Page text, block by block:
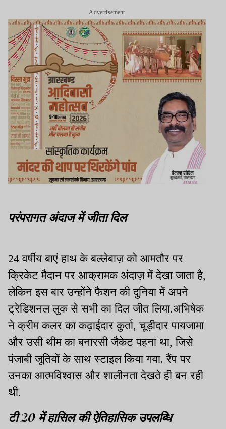
Advertisement
परंपरागत अंदाज में जीता दिल
24 वर्षीय बाएं हाथ के बल्लेबाज़ को आमतौर पर
क्रिकेट मैदान पर आक्रामक अंदाज़ में देखा जाता है,
लेकिन इस बार उन्होंने फैशन की दुनिया में अपने
ट्रेडिशनल लुक से सभी का दिल जीत लिया.अभिषेक
ने क्रीम कलर का कढ़ाईदार कुर्ता, चूड़ीदार पायजामा
और उसी थीम का बनारसी जैकेट पहना था, जिसे
पंजाबी जूतियों के साथ स्टाइल किया गया. रैंप पर
उनका आत्मविश्वास और शालीनता देखते ही बन रही
थी.
टी 20 में हासिल की ऐतिहासिक उपलब्धि